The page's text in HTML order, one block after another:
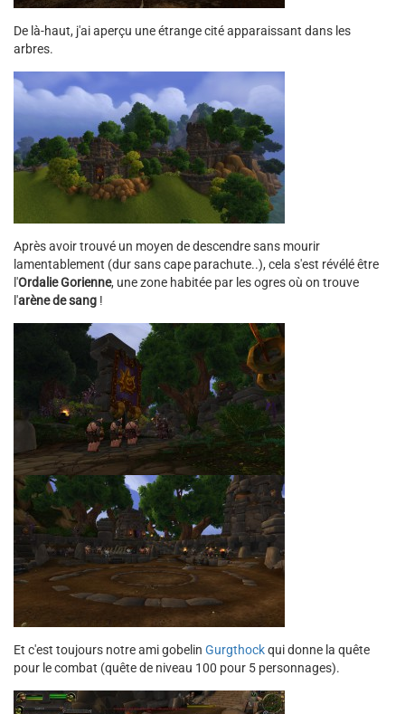
De là-haut, j'ai aperçu une étrange cité apparaissant dans les
arbres.
Après avoir trouvé un moyen de descendre sans mourir
lamentablement (dur sans cape parachute..), cela s'est révélé être
l'Ordalie Gorienne, une zone habitée par les ogres où on trouve
l'arène de sang !
Et c'est toujours notre ami gobelin Gurgthockqui donne la quête
pour le combat (quête de niveau 100 pour 5 personnages).